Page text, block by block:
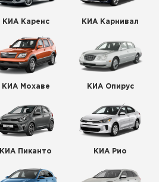
КИА Каренс КИА Карнивал
КИА Мохаве КИА Опирус
КИА Пиканто КИА Рио